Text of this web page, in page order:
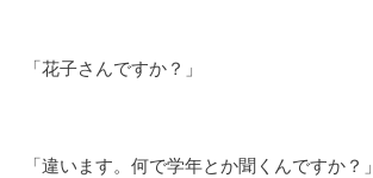
「花子さんですか？」
「違います。何で学年とか聞くんですか？」